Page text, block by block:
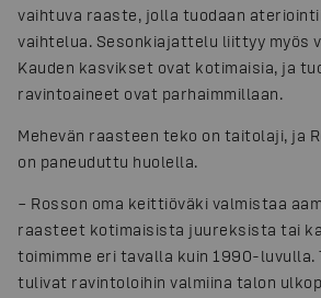
vaihtuva raaste, jolla tuodaan
vaihtelua. Sesonkiajattelu liittyy myös
Kauden kasvikset ovat kotimaisia, ja
ravintoaineet ovat parhaimmillaan.
Mehevän raasteen teko on taitolaji, ja
on paneuduttu huolella.
– Rosson oma keittiöväki valmistaa
raasteet kotimaisista juureksista tai
toimimme eri tavalla kuin 1990-luvulla.
tulivat ravintoloihin valmiina talon